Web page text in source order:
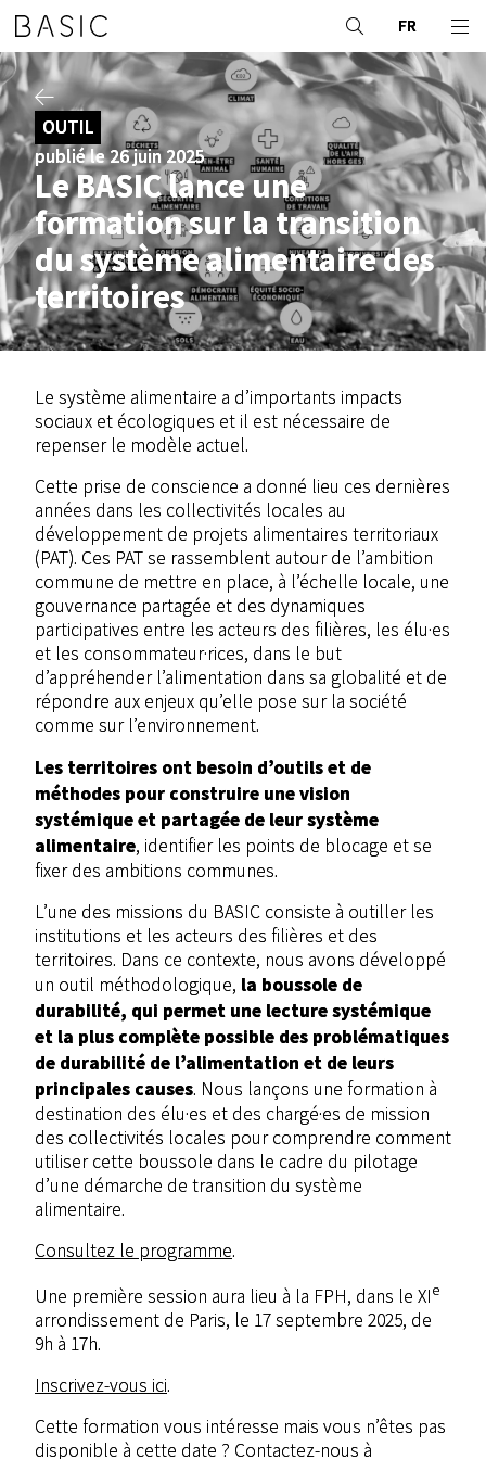
FR
OUTIL
publié le 26 juin 2025
Le BASIC lance une
formation sur la transition
du système alimentaire des
territoires
Le système alimentaire a d’importants impacts
sociaux et écologiques et il est nécessaire de
repenser le modèle actuel.
Cette prise de conscience a donné lieu ces dernières
années dans les collectivités locales au
développement de projets alimentaires territoriaux
(PAT). Ces PAT se rassemblent autour de l’ambition
commune de mettre en place, à l’échelle locale, une
gouvernance partagée et des dynamiques
participatives entre les acteurs des filières, les élu·es
et les consommateur·rices, dans le but
d’appréhender l’alimentation dans sa globalité et de
répondre aux enjeux qu’elle pose sur la société
comme sur l’environnement.
Les territoires ont besoin d’outils et de
méthodes pour construire une vision
systémique et partagée de leur système
alimentaire, identifier les points de blocage et se
fixer des ambitions communes.
L’une des missions du BASIC consiste à outiller les
institutions et les acteurs des filières et des
territoires. Dans ce contexte, nous avons développé
un outil méthodologique, la boussole de
durabilité, qui permet une lecture systémique
et la plus complète possible des problématiques
de durabilité de l’alimentation et de leurs
principales causes. Nous lançons une formation à
destination des élu·es et des chargé·es de mission
des collectivités locales pour comprendre comment
utiliser cette boussole dans le cadre du pilotage
d’une démarche de transition du système
alimentaire.
Consultez le programme.
Une première session aura lieu à la FPH, dans le XIe
arrondissement de Paris, le 17 septembre 2025, de
9h à 17h.
Inscrivez-vous ici.
Cette formation vous intéresse mais vous n’êtes pas
disponible à cette date ? Contactez-nous à